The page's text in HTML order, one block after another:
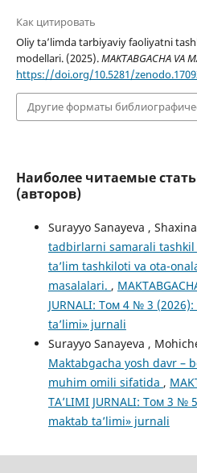
Как цитировать
Oliy ta’limda tarbiyaviy faoliyatni
modellari. (2025).MAKTABGACHA VA
https://doi.org/10.5281/
Другие форматы
Наиболее читаемые
(авторов)
Surayyo Sanayeva ,
tadbirlarni samarali
ta’lim tashkiloti va ota-
masalalari. ,
JURNALI: Том 4 № 3
ta’limi» jurnali
Surayyo Sanayeva ,
Maktabgacha yosh davr –
muhim omili sifatida ,
TA’LIMI JURNALI: Том 3 №
maktab ta’limi» jurnali